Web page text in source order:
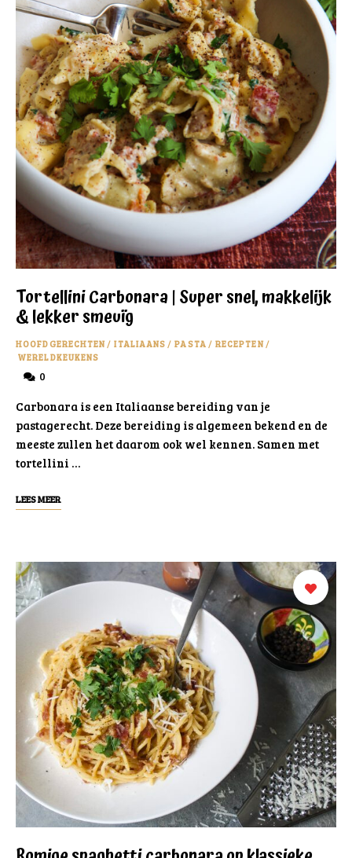
Tortellini Carbonara | Super snel, makkelijk
& lekker smeuïg
HOOFDGERECHTEN/ ITALIAANS / PASTA / RECEPTEN/
WERELDKEUKENS
0
Carbonara is een Italiaanse bereiding van je
pastagerecht. Deze bereiding is algemeen bekend en de
meeste zullen het daarom ook wel kennen. Samen met
tortellini …
LEES MEER